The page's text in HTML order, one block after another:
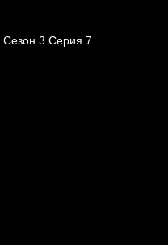
Сезон 3 Серия 7